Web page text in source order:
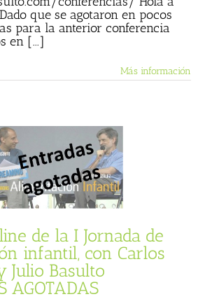
que se agotaron en pocos
para la anterior conferencia
en [...]
Más información
de la I Jornada de
infantil, con Carlos
Julio Basulto
AGOTADAS